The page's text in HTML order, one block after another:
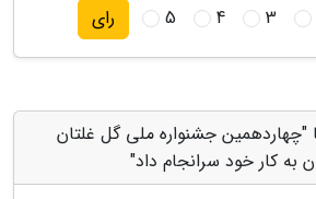
3
4
5 رای
"چهاردهمین جشنواره ملی گل غلتان
به کار خود سرانجام داد"